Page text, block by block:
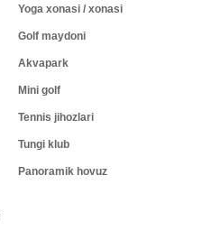
Yoga xonasi / xonasi
Golf maydoni
Akvapark
Mini golf
Tennis jihozlari
Tungi klub
Panoramik hovuz